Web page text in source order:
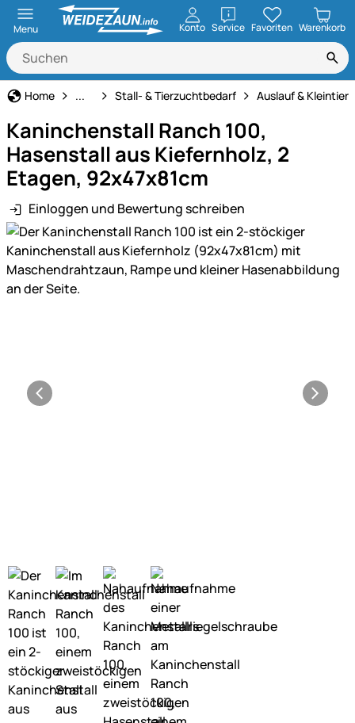
Menu Konto ServiceöffnenFavoriten Warenkorb
Home Haus und Hof
... Stall- & Tierzuchtbedarf Auslauf &
Kaninchenstall Ranch 100,
Hasenstall aus Kiefernholz, 2
Etagen, 92x47x81cm
Einloggen und Bewertung schreiben
Produktgalerie